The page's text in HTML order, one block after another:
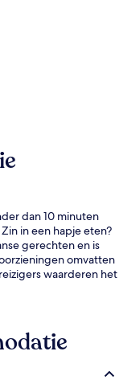
dan 10 minuten
in een hapje eten?
gerechten en is
omvatten
waarderen het